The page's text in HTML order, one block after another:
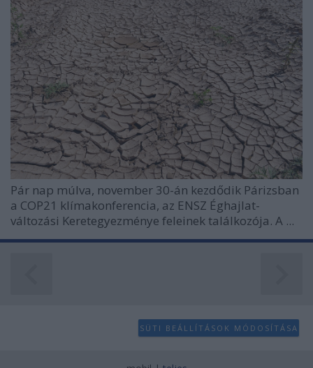
Pár nap múlva, november 30-án kezdődik Párizsban
a COP21 klímakonferencia, az ENSZ Éghajlat-
változási Keretegyezménye feleinek találkozója. A ...
SÜTI BEÁLLÍTÁSOK MÓDOSÍTÁSA